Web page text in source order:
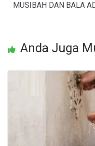
MUSIBAH DAN BALA
Anda Juga